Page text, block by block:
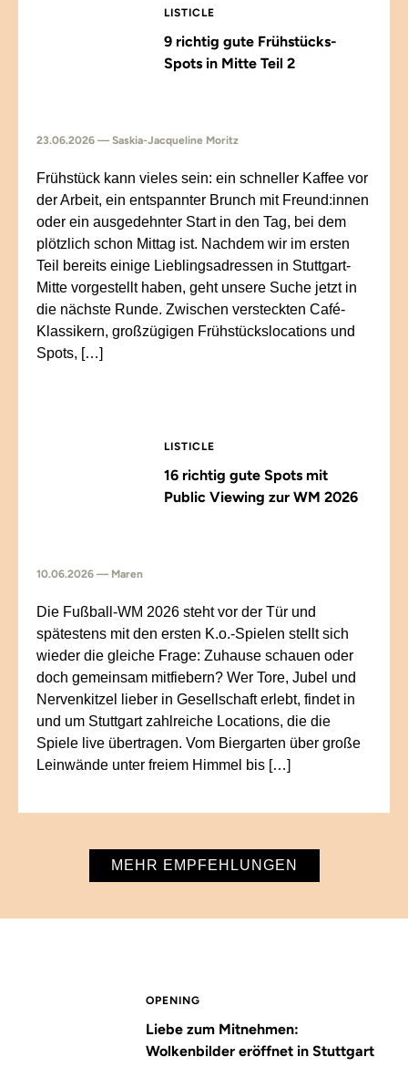
LISTICLE
9 richtig gute Frühstücks-
Spots in Mitte Teil 2
23.06.2026 — Saskia-Jacqueline Moritz
Frühstück kann vieles sein: ein schneller Kaffee vor
der Arbeit, ein entspannter Brunch mit Freund:innen
oder ein ausgedehnter Start in den Tag, bei dem
plötzlich schon Mittag ist. Nachdem wir im ersten
Teil bereits einige Lieblingsadressen in Stuttgart-
Mitte vorgestellt haben, geht unsere Suche jetzt in
die nächste Runde. Zwischen versteckten Café-
Klassikern, großzügigen Frühstückslocations und
Spots, […]
LISTICLE
16 richtig gute Spots mit
Public Viewing zur WM 2026
10.06.2026 — Maren
Die Fußball-WM 2026 steht vor der Tür und
spätestens mit den ersten K.o.-Spielen stellt sich
wieder die gleiche Frage: Zuhause schauen oder
doch gemeinsam mitfiebern? Wer Tore, Jubel und
Nervenkitzel lieber in Gesellschaft erlebt, findet in
und um Stuttgart zahlreiche Locations, die die
Spiele live übertragen. Vom Biergarten über große
Leinwände unter freiem Himmel bis […]
MEHR EMPFEHLUNGEN
OPENING
Liebe zum Mitnehmen:
Wolkenbilder eröffnet in Stuttgart